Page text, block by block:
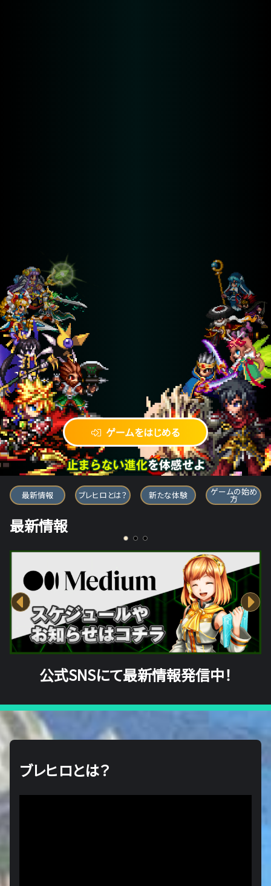
ゲームをはじめる
ブレイブ フロンティア ヒーローズ
最新情報 ブレヒロとは？ 新たな体験 ゲームの始め
方
最新情報
公式SNSにて最新情報発信中！
ブレヒロとは？